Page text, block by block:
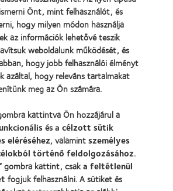
az Önnek
kontaktlencsét!
döntött úgy, hogy minden nap
visel, mivel kiváló
széles választékát gyártjuk,
minden
és látáskorrekciós
Önt, mint felhasználót, és
hogy milyen módon használja
az információk lehetővé teszik
weboldalunk működését, és
hogy jobb felhasználói élményt
azáltal, hogy releváns tartalmakat
meg az Ön számára.
kattintva Ön hozzájárul a
ésa célzott sütik
eléréséhez, valamintszemélyes
történő feldolgozásához.
gombra kattint, csaka feltétlenül
fogjuk felhasználni. A sütiket és